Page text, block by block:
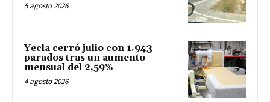
5 agosto 2026
Yecla cerró julio con 1.943
parados tras un aumento
mensual del 2,59%
4 agosto 2026